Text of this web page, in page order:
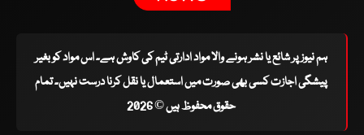
ہم نیوز پر شائع یا نشر ہونے والا مواد ادارتی ٹیم کی کاوش ہے۔ اس مواد کو بغیر
پیشگی اجازت کسی بھی صورت میں استعمال یا نقل کرنا درست نہیں۔ تمام
حقوق محفوظ ہیں © 2026